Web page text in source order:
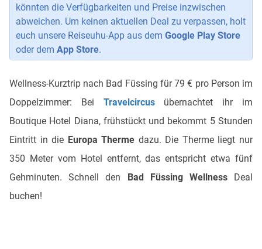
könnten die Verfügbarkeiten und Preise inzwischen
abweichen. Um keinen aktuellen Deal zu verpassen, holt
euch unsere Reiseuhu-App aus dem Google Play Store
oder dem App Store.
Wellness-Kurztrip nach Bad Füssing für 79 € pro Person im
Doppelzimmer: Bei Travelcircusübernachtet ihr im
Boutique Hotel Diana, frühstückt und bekommt 5 Stunden
Eintritt in die Europa Therme dazu. Die Therme liegt nur
350 Meter vom Hotel entfernt, das entspricht etwa fünf
Gehminuten. Schnell den Bad Füssing WellnessDeal
buchen!